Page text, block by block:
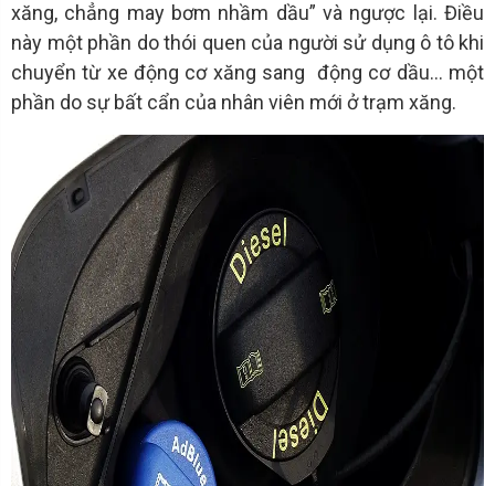
xăng, chẳng may bơm nhầm dầu” và ngược lại. Điều
này một phần do thói quen của người sử dụng ô tô khi
chuyển từ xe động cơ xăng sang động cơ dầu… một
phần do sự bất cẩn của nhân viên mới ở trạm xăng.